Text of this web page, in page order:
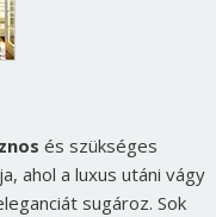
és szükséges
ahol a luxus utáni vágy
sugároz. Sok